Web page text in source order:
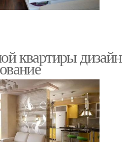
квартиры дизайн